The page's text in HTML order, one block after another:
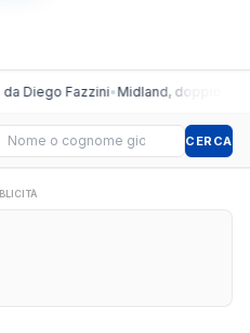
Fazzini•Midland, doppio colpo
Cerca giocatore CERCA